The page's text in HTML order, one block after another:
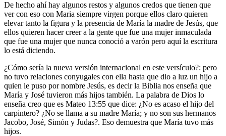
De hecho ahí hay algunos restos y algunos credos que tienen que
ver con eso con Maria siempre virgen porque ellos claro quieren
elevar tanto la figura y la presencia de María la madre de Jesús, que
ellos quieren hacer creer a la gente que fue una mujer inmaculada
que fue una mujer que nunca conoció a varón pero aquí la escritura
lo está diciendo.
¿Cómo sería la nueva versión internacional en este versículo?: pero
no tuvo relaciones conyugales con ella hasta que dio a luz un hijo a
quien le puso por nombre Jesús, es decir la Biblia nos enseña que
María y José tuvieron más hijos también. La palabra de Dios lo
enseña creo que es Mateo 13:55 que dice: ¿No es acaso el hijo del
carpintero? ¿No se llama a su madre María; y no son sus hermanos
Jacobo, José, Simón y Judas?. Eso demuestra que María tuvo más
hijos.